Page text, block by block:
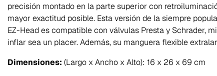
precisión montado en la parte superior con
mayor exactitud posible. Esta versión de la siempre
EZ-Head es compatible con válvulas Presta y Schrader,
inflar sea un placer. Además, su manguera flexible
Dimensiones: (Largo x Ancho x Alto): 16 x 26 x 69 cm